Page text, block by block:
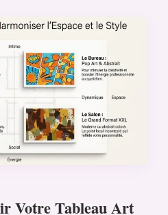
Votre Tableau Art